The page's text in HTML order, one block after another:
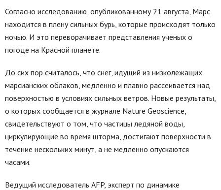
Согласно исследованию, опубликованному 21 августа, Марс
находится в плену сильных бурь, которые происходят только
ночью. И это переворачивает представления ученых о
погоде на Красной планете.
До сих пор считалось, что снег, идущий из низколежащих
марсианских облаков, медленно и плавно рассеивается над
поверхностью в условиях сильных ветров. Новые результаты,
о которых сообщается в журнале Nature Geoscience,
свидетельствуют о том, что частицы ледяной воды,
циркулирующие во время шторма, достигают поверхности в
течение нескольких минут, а не медленно опускаются
часами.
Ведущий исследователь AFP, эксперт по динамике